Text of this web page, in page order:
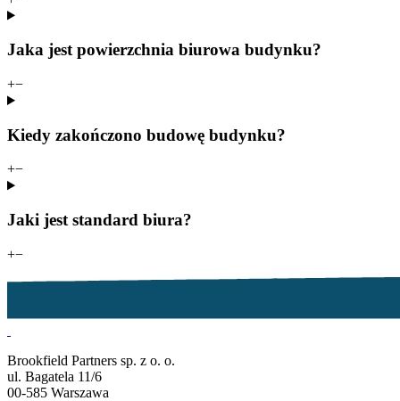
Jaka jest powierzchnia biurowa budynku?
+−
Kiedy zakończono budowę budynku?
+−
Jaki jest standard biura?
+−
Brookfield Partners sp. z o. o.
ul. Bagatela 11/6
00-585 Warszawa